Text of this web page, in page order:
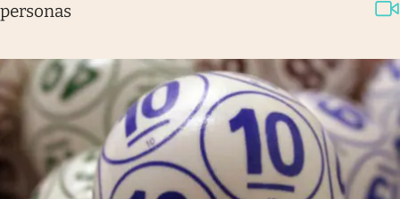
personas